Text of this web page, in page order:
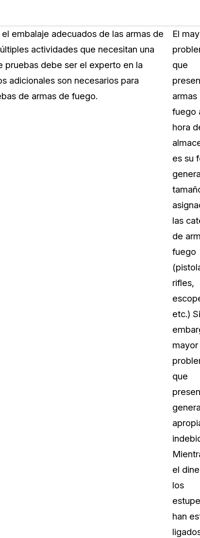
¿QUIÉN
CASEGUARD?
Centros de Atención Telefónica
PreciosRecursos
embalaje adecuados de las armas de
actividades que necesitan una
pruebas debe ser el experto en la
adicionales son necesarios para
de armas de fuego.
El
que
armas
fuego
hora
es su
las
de
fuego
rifles,
etc.)
mayor
que
el
los
han